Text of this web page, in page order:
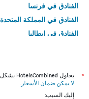
الفنادق في فرنسا
الفنادق في المملكة المتحدة
الفنادق في إيطاليا
*
يحاول HotelsCombined بشكل دائم الحصول على الأسعار الدقيقة، ولكن
لا يمكن ضمان الأسعار .
إليك السبب: